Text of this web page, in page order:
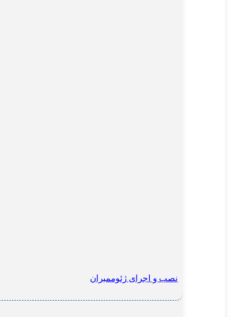
نصب و اجرای ژئوممبران